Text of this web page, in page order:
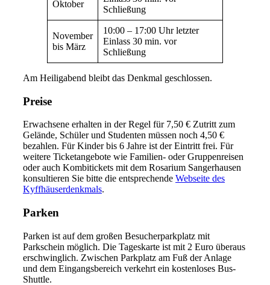
Oktober
Schließung
November
bis März
10:00 – 17:00 Uhr letzter
Einlass 30 min. vor
Schließung
Am Heiligabend bleibt das Denkmal geschlossen.
Preise
Erwachsene erhalten in der Regel für 7,50 € Zutritt zum
Gelände, Schüler und Studenten müssen noch 4,50 €
bezahlen. Für Kinder bis 6 Jahre ist der Eintritt frei. Für
weitere Ticketangebote wie Familien- oder Gruppenreisen
oder auch Kombitickets mit dem Rosarium Sangerhausen
konsultieren Sie bitte die entsprechende Webseite des
Kyffhäuserdenkmals.
Parken
Parken ist auf dem großen Besucherparkplatz mit
Parkschein möglich. Die Tageskarte ist mit 2 Euro überaus
erschwinglich. Zwischen Parkplatz am Fuß der Anlage
und dem Eingangsbereich verkehrt ein kostenloses Bus-
Shuttle.